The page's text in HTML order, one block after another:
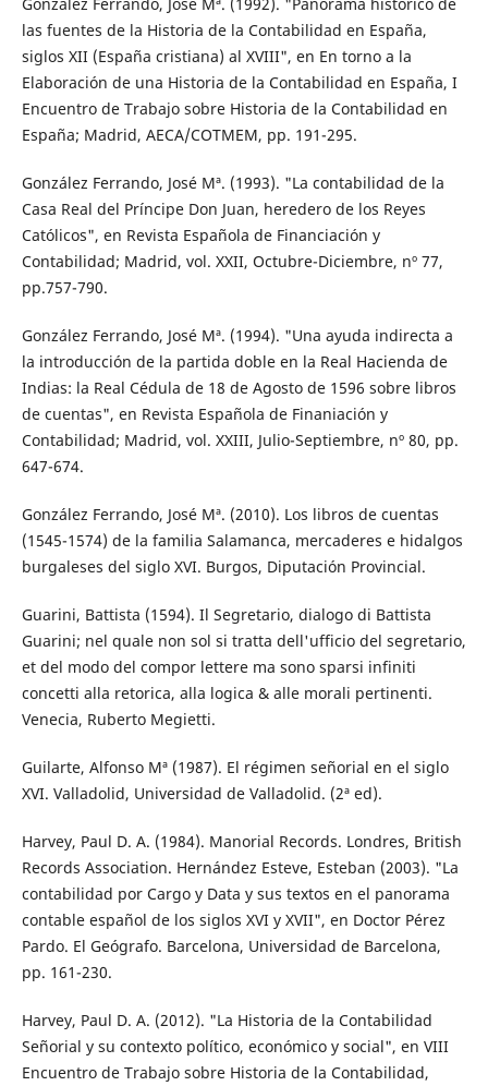
las fuentes de la Historia de la Contabilidad en España,
siglos XII (España cristiana) al XVIII", en En torno a la
Elaboración de una Historia de la Contabilidad en España, I
Encuentro de Trabajo sobre Historia de la Contabilidad en
España; Madrid, AECA/COTMEM, pp. 191-295.
González Ferrando, José Mª. (1993). "La contabilidad de la
Casa Real del Príncipe Don Juan, heredero de los Reyes
Católicos", en Revista Española de Financiación y
Contabilidad; Madrid, vol. XXII, Octubre-Diciembre, nº 77,
pp.757-790.
González Ferrando, José Mª. (1994). "Una ayuda indirecta a
la introducción de la partida doble en la Real Hacienda de
Indias: la Real Cédula de 18 de Agosto de 1596 sobre libros
de cuentas", en Revista Española de Finaniación y
Contabilidad; Madrid, vol. XXIII, Julio-Septiembre, nº 80, pp.
647-674.
González Ferrando, José Mª. (2010). Los libros de cuentas
(1545-1574) de la familia Salamanca, mercaderes e hidalgos
burgaleses del siglo XVI. Burgos, Diputación Provincial.
Guarini, Battista (1594). Il Segretario, dialogo di Battista
Guarini; nel quale non sol si tratta dell'ufficio del segretario,
et del modo del compor lettere ma sono sparsi infiniti
concetti alla retorica, alla logica & alle morali pertinenti.
Venecia, Ruberto Megietti.
Guilarte, Alfonso Mª (1987). El régimen señorial en el siglo
XVI. Valladolid, Universidad de Valladolid. (2ª ed).
Harvey, Paul D. A. (1984). Manorial Records. Londres, British
Records Association. Hernández Esteve, Esteban (2003). "La
contabilidad por Cargo y Data y sus textos en el panorama
contable español de los siglos XVI y XVII", en Doctor Pérez
Pardo. El Geógrafo. Barcelona, Universidad de Barcelona,
pp. 161-230.
Harvey, Paul D. A. (2012). "La Historia de la Contabilidad
Señorial y su contexto político, económico y social", en VIII
Encuentro de Trabajo sobre Historia de la Contabilidad,